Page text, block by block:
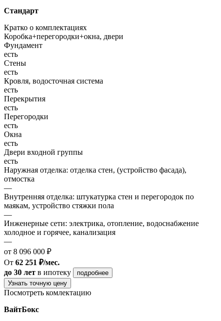
Стандарт
Кратко о комплектациях
Коробка+перегородки+окна, двери
Фундамент
есть
Стены
есть
Кровля, водосточная система
есть
Перекрытия
есть
Перегородки
есть
Окна
есть
Двери входной группы
есть
Наружная отделка: отделка стен, (устройство фасада),
отмостка
—
Внутренняя отделка: штукатурка стен и перегородок по
маякам, устройство стяжки пола
—
Инженерные сети: электрика, отопление, водоснабжение
холодное и горячее, канализация
—
от 8 096 000 ₽
От 62 251 ₽/мес.
до 30 лет в ипотеку
подробнее
Узнать точную цену
Посмотреть комлектацию
ВайтБокс